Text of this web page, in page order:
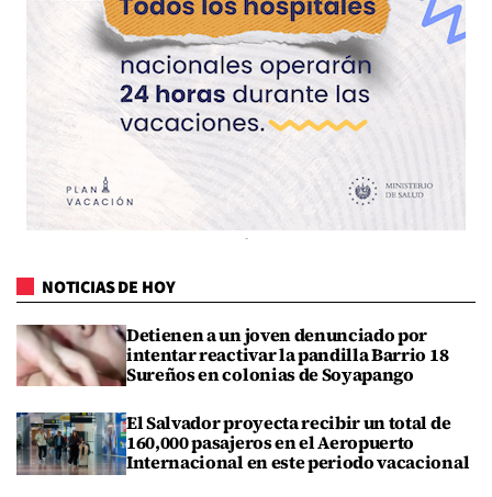
NOTICIAS DE HOY
Detienen a un joven denunciado por
intentar reactivar la pandilla Barrio 18
Sureños en colonias de Soyapango
El Salvador proyecta recibir un total de
160,000 pasajeros en el Aeropuerto
Internacional en este periodo vacacional